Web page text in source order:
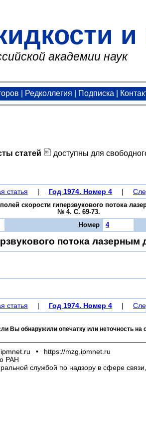
и
академии наук
Редколлегия Подписка
статей
доступны для
статья | Год 1974. Номер 4 |
скорости гиперзвукового потока
№ 4. С. 69-73.
Номер 4
потока
статья | Год 1974. Номер 4 |
Вы обнаружили опечатку или неточность на
•
https://mzg.ipmnet.ru
РАН
службой по надзору в сфере